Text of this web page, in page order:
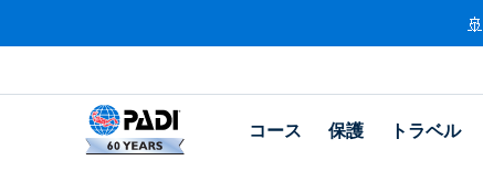
コース 保護 トラベル